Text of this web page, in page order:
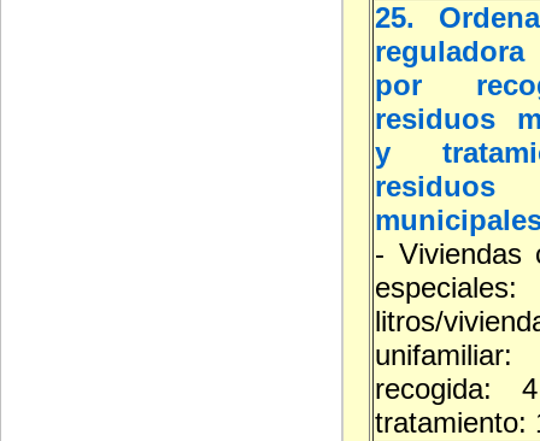
25.
por
residuos
y
- Viviendas
litros/
recogida:
tratamiento: